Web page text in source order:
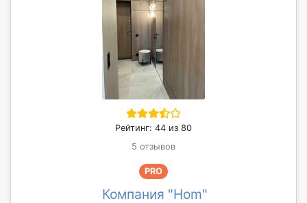
Рейтинг: 44 из 80
5 отзывов
PRO
Компания "Hom"